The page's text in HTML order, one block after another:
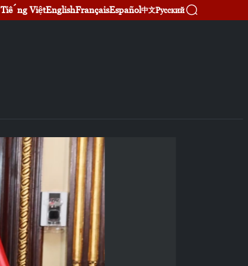
Tiếng ViệtEnglishFrançaisEspañol中文Русский